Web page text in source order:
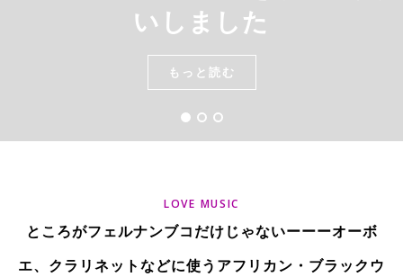
いしました
もっと読む
もっと読む
もっと読む
LOVE MUSIC
ところがフェルナンブコだけじゃないーーーオーボ
エ、クラリネットなどに使うアフリカン・ブラックウ